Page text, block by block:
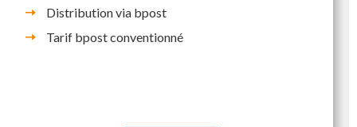
Distribution via bpost
Tarif bpost conventionné